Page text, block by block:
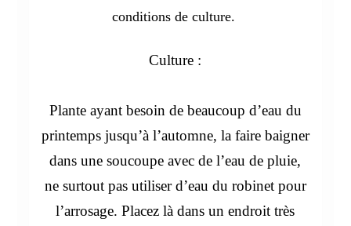
conditions de culture.
Culture :
Plante ayant besoin de beaucoup d’eau du
printemps jusqu’à l’automne, la faire baigner
dans une soucoupe avec de l’eau de pluie,
ne surtout pas utiliser d’eau du robinet pour
l’arrosage. Placez là dans un endroit très